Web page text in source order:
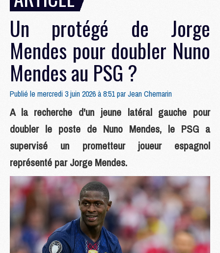
Un protégé de Jorge
Mendes pour doubler Nuno
Mendes au PSG ?
Publié le mercredi 3 juin 2026 à 8:51 parJean Chemarin
A la recherche d'un jeune latéral gauche pour
doubler le poste de Nuno Mendes, le PSG a
supervisé un prometteur joueur espagnol
représenté par Jorge Mendes.